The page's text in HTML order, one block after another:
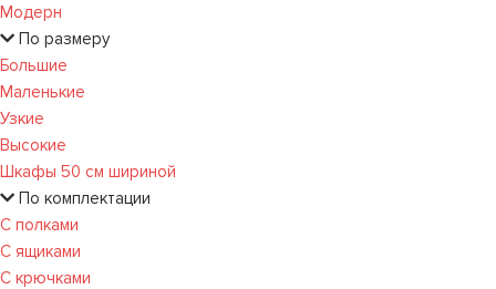
Модерн
По размеру
Большие
Маленькие
Узкие
Высокие
Шкафы 50 см шириной
По комплектации
С полками
С ящиками
С крючками